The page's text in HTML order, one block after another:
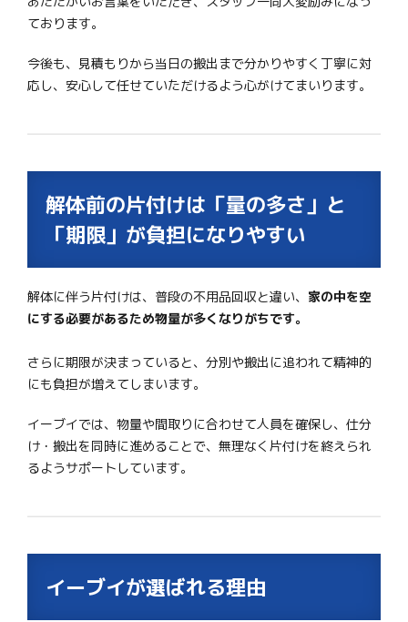
ております。
今後も、見積もりから当日の搬出まで分かりやすく丁寧に対
応し、安心して任せていただけるよう心がけてまいります。
解体前の片付けは「量の多さ」と
「期限」が負担になりやすい
解体に伴う片付けは、普段の不用品回収と違い、 家の中を空
にする必要があるため物量が多くなりがちです。
さらに期限が決まっていると、分別や搬出に追われて精神的
にも負担が増えてしまいます。
イーブイでは、物量や間取りに合わせて人員を確保し、仕分
け・搬出を同時に進めることで、無理なく片付けを終えられ
るようサポートしています。
イーブイが選ばれる理由